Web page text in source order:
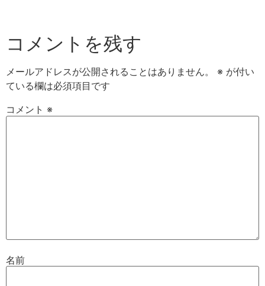
コメントを残す
メールアドレスが公開されることはありません。 ※ が付い
ている欄は必須項目です
コメント ※
名前